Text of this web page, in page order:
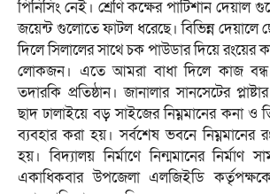
পিনিসিং নেই। শ্রেণি কক্ষের পার্টিশান দেয়াল
জয়েন্ট গুলোতে ফাটল ধরেছে। বিভিন্ন
দিলে সিলালের সাথে চক পাউডার দিয়ে রংয়ের
লোকজন। এতে আমরা বাধা দিলে কাজ বন্ধ
তদারকি প্রতিষ্ঠান। জানালার সানসেটের
ছাদ ঢালাইয়ে বড় সাইজের নিম্নমানের কনা ও
ব্যবহার করা হয়। সর্বশেষ ভবনে
হয়। বিদ্যালয় নির্মাণে নিন্মমানের নির্মাণ
একাধিকবার উপজেলা এলজিইডি